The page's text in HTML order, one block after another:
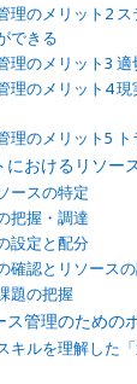
理のメリット2
できる
理のメリット3
理のメリット4
理のメリット5
におけるリソー
ースの特定
把握・調達
設定と配分
確認とリソース
題の把握
ス管理のための
キルを理解した